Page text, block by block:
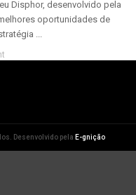
Disphor, desenvolvido pela
oportunidades de
...
Desenvolvido pela E-gnição